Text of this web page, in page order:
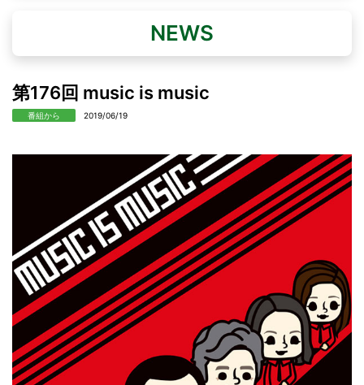
NEWS
第176回 music is music
番組から 2019/06/19